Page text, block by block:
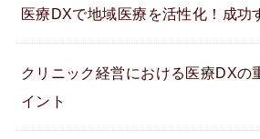
医療DXで地域医療を活性化！成功
クリニック経営における医療DXの
イント